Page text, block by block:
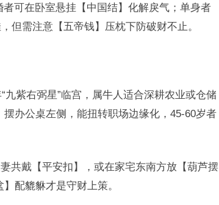
可在卧室悬挂【中国结】化解戾气；单身者
但需注意【五帝钱】压枕下防破财不止。
九紫右弼星”临宫，属牛人适合深耕农业或仓储
办公桌左侧，能扭转职场边缘化，45-60岁者
共戴【平安扣】，或在家宅东南方放【葫芦摆
配貔貅才是守财上策。